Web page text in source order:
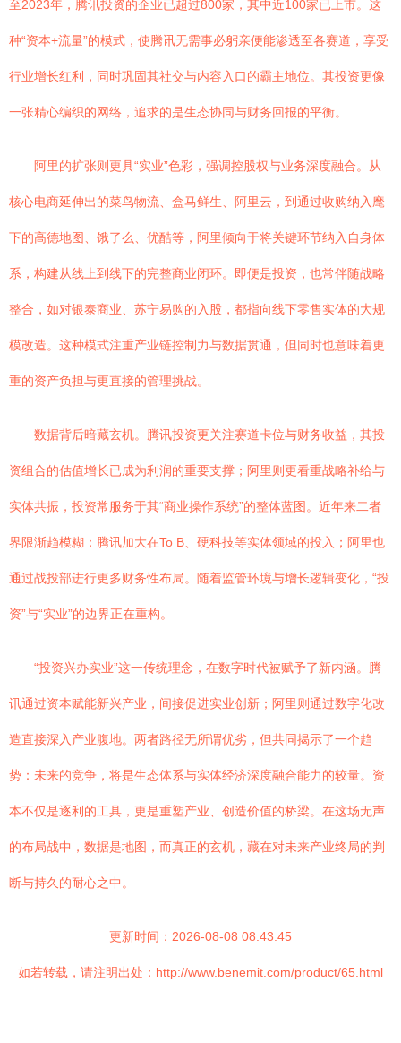
至2023年，腾讯投资的企业已超过800家，其中近100家已上市。这
种“资本+流量”的模式，使腾讯无需事必躬亲便能渗透至各赛道，享受
行业增长红利，同时巩固其社交与内容入口的霸主地位。其投资更像
一张精心编织的网络，追求的是生态协同与财务回报的平衡。
阿里的扩张则更具“实业”色彩，强调控股权与业务深度融合。从
核心电商延伸出的菜鸟物流、盒马鲜生、阿里云，到通过收购纳入麾
下的高德地图、饿了么、优酷等，阿里倾向于将关键环节纳入自身体
系，构建从线上到线下的完整商业闭环。即便是投资，也常伴随战略
整合，如对银泰商业、苏宁易购的入股，都指向线下零售实体的大规
模改造。这种模式注重产业链控制力与数据贯通，但同时也意味着更
重的资产负担与更直接的管理挑战。
数据背后暗藏玄机。腾讯投资更关注赛道卡位与财务收益，其投
资组合的估值增长已成为利润的重要支撑；阿里则更看重战略补给与
实体共振，投资常服务于其“商业操作系统”的整体蓝图。近年来二者
界限渐趋模糊：腾讯加大在To B、硬科技等实体领域的投入；阿里也
通过战投部进行更多财务性布局。随着监管环境与增长逻辑变化，“投
资”与“实业”的边界正在重构。
“投资兴办实业”这一传统理念，在数字时代被赋予了新内涵。腾
讯通过资本赋能新兴产业，间接促进实业创新；阿里则通过数字化改
造直接深入产业腹地。两者路径无所谓优劣，但共同揭示了一个趋
势：未来的竞争，将是生态体系与实体经济深度融合能力的较量。资
本不仅是逐利的工具，更是重塑产业、创造价值的桥梁。在这场无声
的布局战中，数据是地图，而真正的玄机，藏在对未来产业终局的判
断与持久的耐心之中。
更新时间：2026-08-08 08:43:45
如若转载，请注明出处：http://www.benemit.com/product/65.html